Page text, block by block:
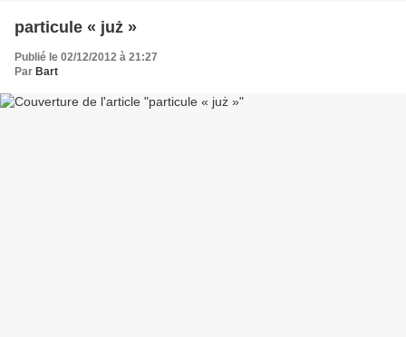
particule « już »
Publié le 02/12/2012 à 21:27
Par Bart